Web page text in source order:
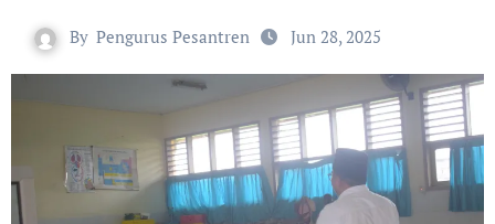
By Pengurus Pesantren Jun 28, 2025